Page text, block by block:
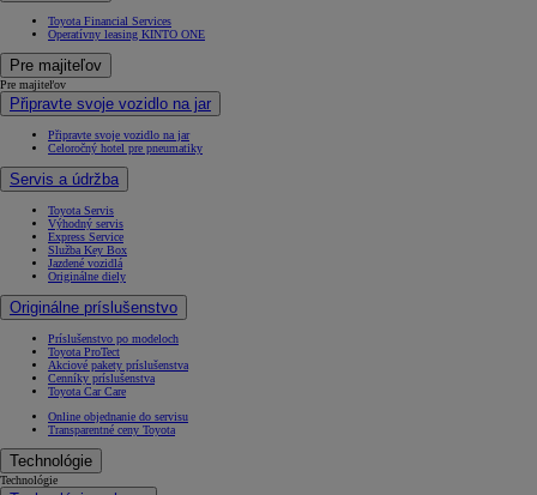
Toyota Financial Services
Operatívny leasing KINTO ONE
Pre majiteľov
Pre majiteľov
Připravte svoje vozidlo na jar
Připravte svoje vozidlo na jar
Celoročný hotel pre pneumatiky
Servis a údržba
Toyota Servis
Výhodný servis
Express Service
Služba Key Box
Jazdené vozidlá
Originálne diely
Originálne príslušenstvo
Príslušenstvo po modeloch
Toyota ProTect
Akciové pakety príslušenstva
Cenníky príslušenstva
Toyota Car Care
Online objednanie do servisu
Transparentné ceny Toyota
Technológie
Technológie